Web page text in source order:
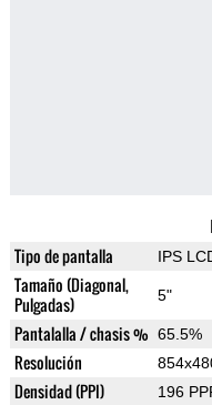
Tipo de pantalla IPS
Tamaño (Diagonal,
Pulgadas)
5"
Pantalalla / chasis % 65.5%
Resolución
Densidad (PPI) 196